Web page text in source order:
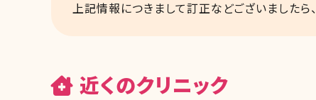
上記情報につきまして訂正などございましたら、
近くのクリニック